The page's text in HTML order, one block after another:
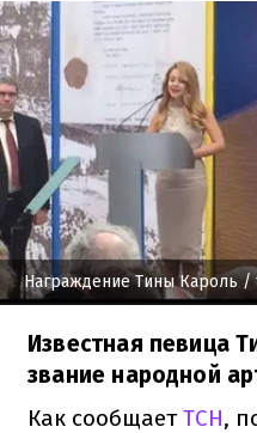
Награждение Тины Кароль/
Известная певица
звание народной
Как сообщаетТСН,